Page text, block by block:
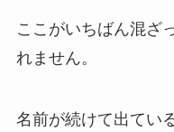
ここがいちばん混ざ
れません。
名前が続けて出てい